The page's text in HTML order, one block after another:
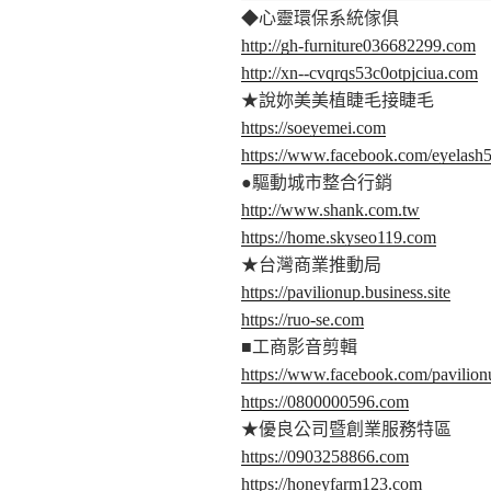
◆心靈環保系統傢俱
http://gh-furniture036682299.com
http://xn--cvqrqs53c0otpjciua.com
★說妳美美植睫毛接睫毛
https://soeyemei.com
https://www.facebook.com/
●驅動城市整合行銷
http://www.shank.com.tw
https://home.skyseo119.com
★台灣商業推動局
https://pavilionup.business.site
https://ruo-se.com
■工商影音剪輯
https://www.facebook.com/
https://0800000596.com
★優良公司暨創業服務特區
https://0903258866.com
https://honeyfarm123.com